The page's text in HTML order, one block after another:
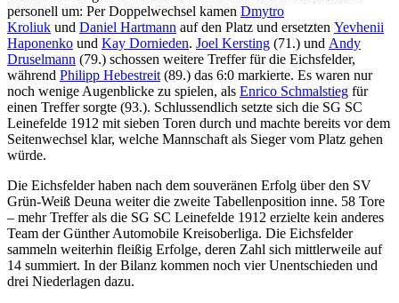
personell um: Per Doppelwechsel kamen Dmytro
Kroliuk und Daniel Hartmann auf den Platz und ersetzten Yevhenii
Haponenko und Kay Dornieden. Joel Kersting (71.) und Andy
Druselmann (79.) schossen weitere Treffer für die Eichsfelder,
während Philipp Hebestreit (89.) das 6:0 markierte. Es waren nur
noch wenige Augenblicke zu spielen, als Enrico Schmalstieg für
einen Treffer sorgte (93.). Schlussendlich setzte sich die SG SC
Leinefelde 1912 mit sieben Toren durch und machte bereits vor dem
Seitenwechsel klar, welche Mannschaft als Sieger vom Platz gehen
würde.
Die Eichsfelder haben nach dem souveränen Erfolg über den SV
Grün-Weiß Deuna weiter die zweite Tabellenposition inne. 58 Tore
– mehr Treffer als die SG SC Leinefelde 1912 erzielte kein anderes
Team der Günther Automobile Kreisoberliga. Die Eichsfelder
sammeln weiterhin fleißig Erfolge, deren Zahl sich mittlerweile auf
14 summiert. In der Bilanz kommen noch vier Unentschieden und
drei Niederlagen dazu.